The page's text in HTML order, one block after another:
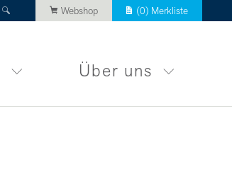
Webshop (0) Merkliste
Über uns